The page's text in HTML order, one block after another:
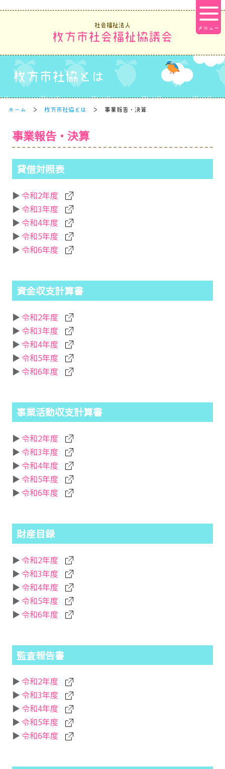
社会福祉法人
枚方市社会福祉協議会
枚方市社協とは
ホーム 枚方市社協とは 事業報告・決算
事業報告・決算
貸借対照表
令和2年度
令和3年度
令和4年度
令和5年度
令和6年度
資金収支計算書
令和2年度
令和3年度
令和4年度
令和5年度
令和6年度
事業活動収支計算書
令和2年度
令和3年度
令和4年度
令和5年度
令和6年度
財産目録
令和2年度
令和3年度
令和4年度
令和5年度
令和6年度
監査報告書
令和2年度
令和3年度
令和4年度
令和5年度
令和6年度